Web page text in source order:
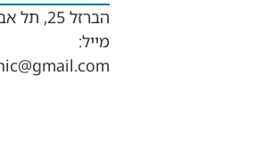
הברזל 25, תל אביב
מייל: